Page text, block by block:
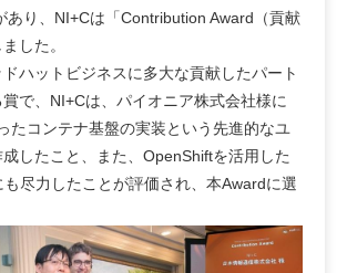
あり、NI+Cは「Contribution Award（貢献
した。
ハットビジネスに多大な貢献したパート
で、NI+Cは、パイオニア株式会社様に
たコンテナ基盤の実装という先進的なユ
したこと、また、OpenShiftを活用した
尽力したことが評価され、本Awardに選